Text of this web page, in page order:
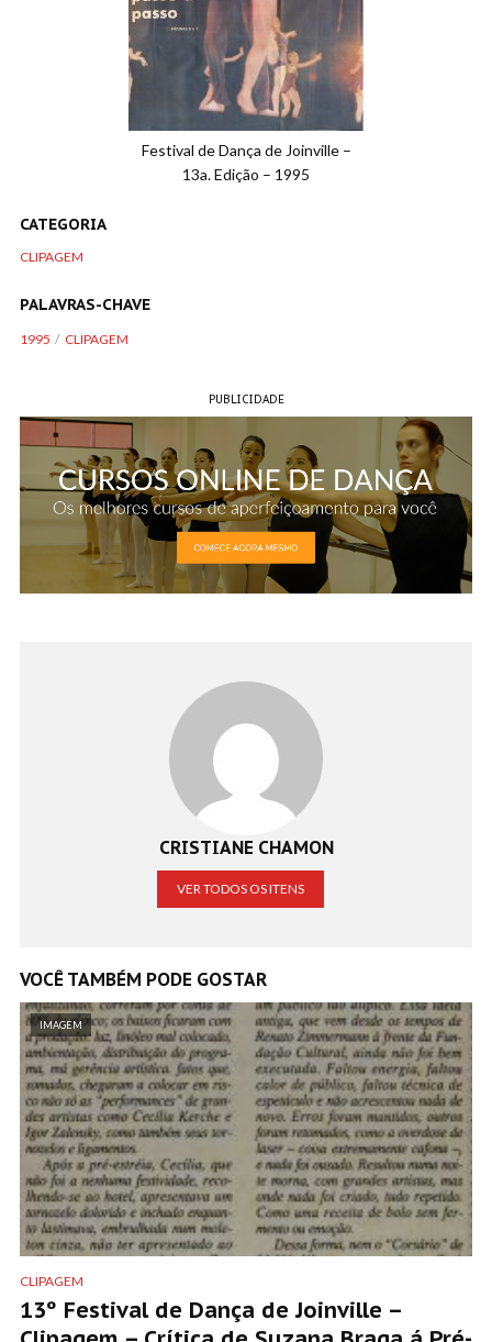
Festival de Dança de Joinville –
13a. Edição – 1995
CATEGORIA
CLIPAGEM
PALAVRAS-CHAVE
1995 CLIPAGEM
PUBLICIDADE
CRISTIANE CHAMON
VER TODOS OS ITENS
VOCÊ TAMBÉM PODE GOSTAR
IMAGEM
CLIPAGEM
13º Festival de Dança de Joinville –